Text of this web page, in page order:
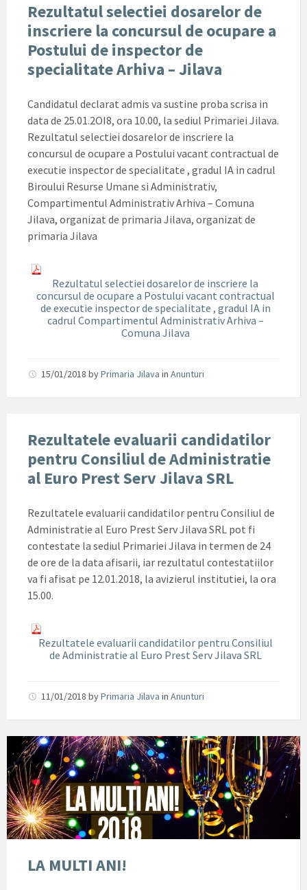
Rezultatul selectiei dosarelor de
inscriere la concursul de ocupare a
Postului de inspector de
specialitate Arhiva – Jilava
Candidatul declarat admis va sustine proba scrisa in
data de 25.01.2OI8, ora 10.00, la sediul Primariei Jilava.
Rezultatul selectiei dosarelor de inscriere la
concursul de ocupare a Postului vacant contractual de
executie inspector de specialitate , gradul IA in cadrul
Biroului Resurse Umane si Administrativ,
Compartimentul Administrativ Arhiva – Comuna
Jilava, organizat de primaria Jilava, organizat de
primaria Jilava
Rezultatul selectiei dosarelor de inscriere la
concursul de ocupare a Postului vacant contractual
de executie inspector de specialitate , gradul IA in
cadrul Compartimentul Administrativ Arhiva –
Comuna Jilava
15/01/2018 byPrimaria Jilava in Anunturi
Rezultatele evaluarii candidatilor
pentru Consiliul de Administratie
al Euro Prest Serv Jilava SRL
Rezultatele evaluarii candidatilor pentru Consiliul de
Administratie al Euro Prest Serv Jilava SRL pot fi
contestate la sediul Primariei Jilava in termen de 24
de ore de la data afisarii, iar rezultatul contestatiilor
va fi afisat pe 12.01.2018, la avizierul institutiei, la ora
15.00.
Rezultatele evaluarii candidatilor pentru Consiliul
de Administratie al Euro Prest Serv Jilava SRL
11/01/2018 byPrimaria Jilava in Anunturi
LA MULTI ANI!